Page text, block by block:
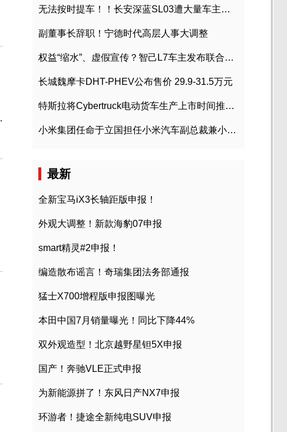
无法按时提车！！长安深蓝SL03遭大量车主投诉
副董事长辞职！宁德时代高层人事大调整
权益“缩水”、虚假宣传？智己L7车主发布联合维权声明
长城魏摩卡DHT-PHEV公布售价 29.9-31.5万元
特斯拉将Cybertruck电动货车生产上市时间推迟到2023年初
小米集团任命于立国担任小米汽车副总裁兼小米汽车北京总部政委
最新
全新宝马iX3长轴距版申报！
外观大调整！新款海豹07申报
smart精灵#2申报！
编造散布谣言！奇瑞集团法务部通报
猛士X700增程版申报图曝光
本田中国7月销量曝光！同比下降44%
双外观造型！北京越野星钽5X申报
国产！奔驰VLE正式申报
为新能源拼了！东风日产NX7申报
环游者！捷途全新纯电SUV申报